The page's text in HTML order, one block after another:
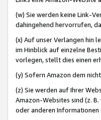
(w) Sie werden keine Link-
dahingehend hervorrufen,
(x) Auf unser Verlangen hin
im Hinblick auf einzelne
vorlegen, stellt dies einen
(y) Sofern Amazon dem
(z) Sie werden auf Ihrer
Amazon-Websites sind (z.
oder anderen Informationen